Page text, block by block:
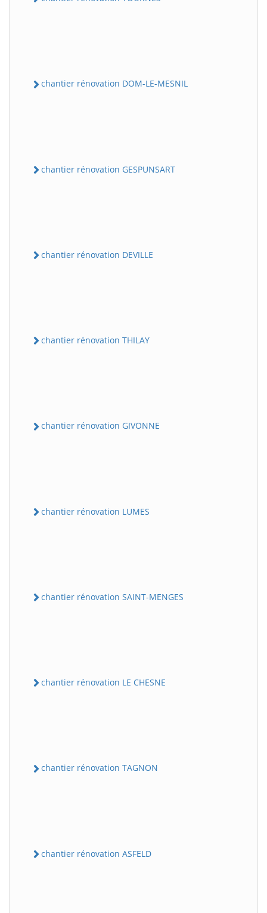
chantier rénovation DOM-LE-MESNIL
chantier rénovation GESPUNSART
chantier rénovation DEVILLE
chantier rénovation THILAY
chantier rénovation GIVONNE
chantier rénovation LUMES
chantier rénovation SAINT-MENGES
chantier rénovation LE CHESNE
chantier rénovation TAGNON
chantier rénovation ASFELD